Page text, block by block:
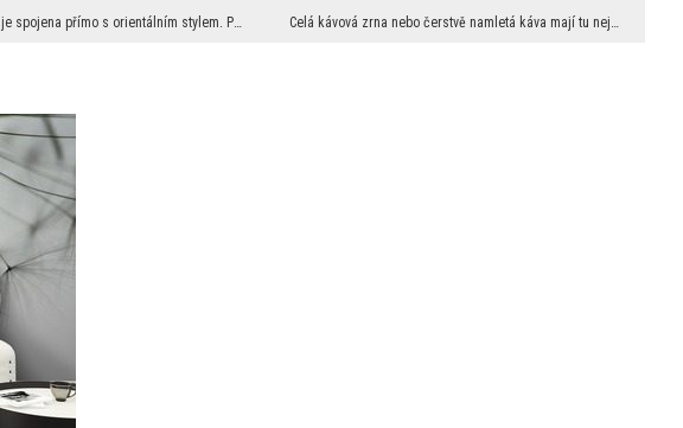
Kvetoucí třešeň je spojena přímo s orientálním stylem. Pokud tedy chceme zachovat uspořádání v to... Celá kávová zrna nebo čerstvě namletá káva mají tu nejkrásnější vůni. Nemělo by se však skrývat, ...